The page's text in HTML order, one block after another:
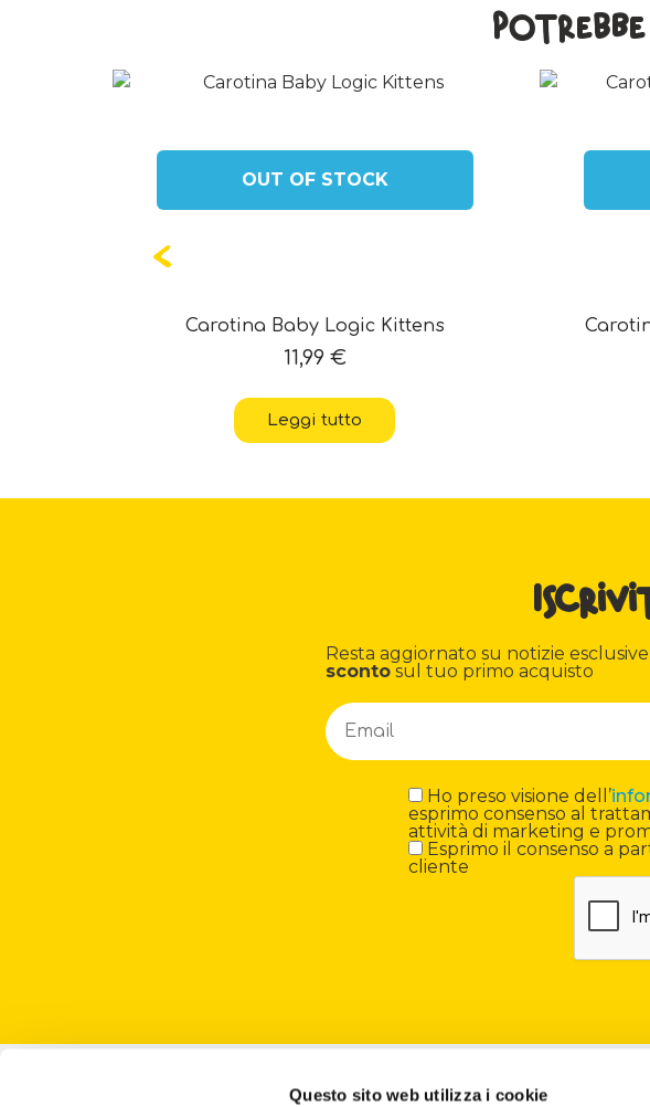
Questo sito web utilizza i cookie
OUT OF STOCK
Carotina Baby Logic Kittens
11,99 €
Leggi tutto
Resta aggiornato su notizie
sconto sul tuo primo acquisto
Ho preso visione dell’
esprimo consenso al
attività di marketing e
Esprimo il consenso a
cliente